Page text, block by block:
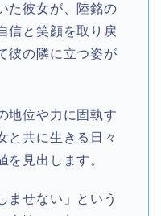
た彼女が、陸銘の
信と笑顔を取り戻
彼の隣に立つ姿が
地位や力に固執す
と共に生きる日々
を見出します。
ませない」という